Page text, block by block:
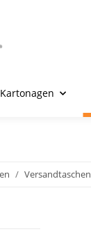
Kartonagen
Versandtaschen